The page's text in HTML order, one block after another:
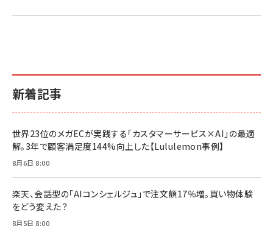
2億円を売り上げたプロが教える note×AI 最強の
小さな会社は戦略が9割
￥1,815
る時代の成長戦略
￥2,420
anan(アンアン)2026/07/01号 No.2501[魅せる
anan(アンアン)2026/06/24号 No.2500増刊
anan(アンアン)2026/07/08号 No.2502[2026
年後半、あなたの恋と運命／山田涼介]
ママ投資家が育休中に１億貯めた株式投資
ベインキャピタル 企業価値向上力の秘密
ルな本質」
￥2,750
新着記事
世界23位のメガECが実践する「カスタマーサービス×AI」の最適
解。3年で顧客満足度144%向上した【Lululemon事例】
8月6日 8:00
楽天、会話型の「AIコンシェルジュ」で注文額17％増。買い物体験
をどう変えた？
8月5日 8:00